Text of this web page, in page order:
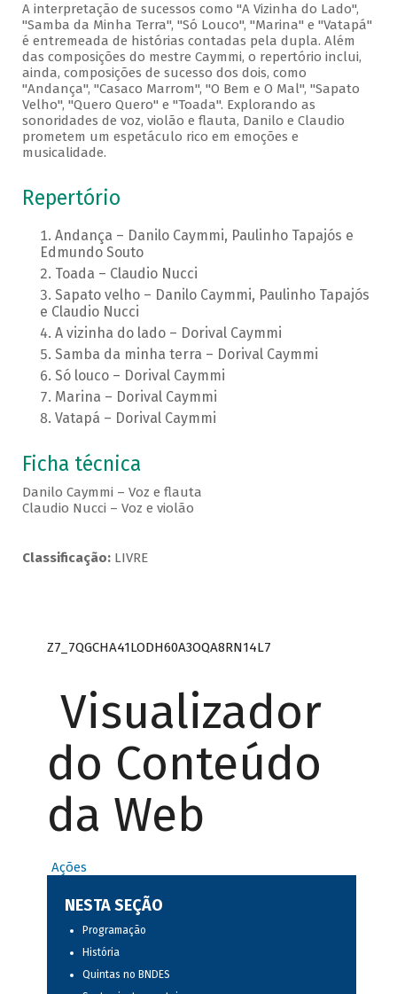
A interpretação de sucessos como "A Vizinha do Lado",
"Samba da Minha Terra", "Só Louco", "Marina" e "Vatapá"
é entremeada de histórias contadas pela dupla. Além
das composições do mestre Caymmi, o repertório inclui,
ainda, composições de sucesso dos dois, como
"Andança", "Casaco Marrom", "O Bem e O Mal", "Sapato
Velho", "Quero Quero" e "Toada". Explorando as
sonoridades de voz, violão e flauta, Danilo e Claudio
prometem um espetáculo rico em emoções e
musicalidade.
Repertório
Andança – Danilo Caymmi, Paulinho Tapajós e
Edmundo Souto
Toada – Claudio Nucci
Sapato velho – Danilo Caymmi, Paulinho Tapajós
e Claudio Nucci
A vizinha do lado – Dorival Caymmi
Samba da minha terra – Dorival Caymmi
Só louco – Dorival Caymmi
Marina – Dorival Caymmi
Vatapá – Dorival Caymmi
Ficha técnica
Danilo Caymmi – Voz e flauta
Claudio Nucci – Voz e violão
Classificação:LIVRE
Z7_7QGCHA41LODH60A3OQA8RN14L7
Visualizador
do Conteúdo
da Web
Ações
NESTA SEÇÃO
Programação
História
Quintas no BNDES